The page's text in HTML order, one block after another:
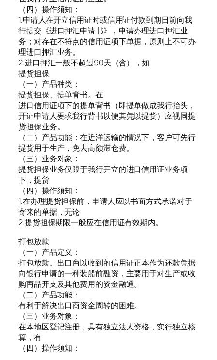
（四）操作须知：
1.申请人在开立信用证时或信用证付款到期日前向我
行提交《进口押汇申请书》，申请办理进口押汇业
务；对存在不符点的信用证项下单据，原则上不可办
理进口押汇业务。
2.进口押汇一般不超过90天（含），如
提货担保
（一）产品种类：
提货担保、提单背书。在
进口信用证项下的提单背书（即提单做成我行抬头，
开证申请人要求我行背书以便其凭以提货）应视同提
货担保业务。
（二）产品功能：在近洋运输的情况下，客户可先行
提货用于生产，免去高额滞仓费。
（三）业务对象：
提货担保业务仅限于我行开立的进口信用证业务项
下，提货
（四）操作须知：
1.在办理提货担保前，申请人应以书面方式承诺对于
寄来的单据，无论
2.提货担保期限一般应在信用证有效期内。
打包放款
（一）产品定义：
打包放款。出口商以收到的信用证正本作为还款凭据
向银行申请的一种装船前融资，主要用于对生产或收
购商品开支及其他费用的资金融通。
（二）产品功能：
有利于解决出口商资金周转的困难。
（三）业务对象：
在本地区登记注册，具有独立法人资格，实行独立核
算，有
（四）操作须知：